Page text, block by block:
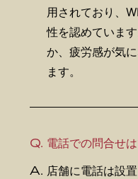
用されており、
性を認めていま
か、疲労感が気
ます。
Q. 電話での問合せ
A. 店舗に電話は設